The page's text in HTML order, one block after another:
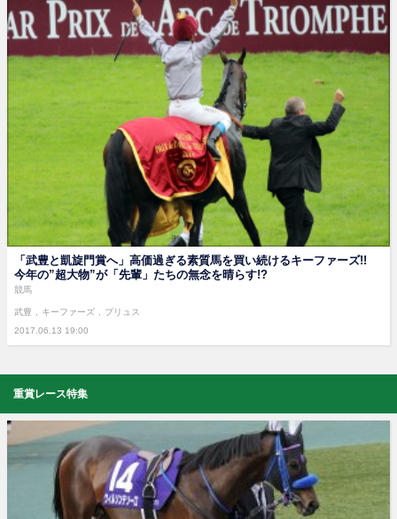
「武豊と凱旋門賞へ」高価過ぎる素質馬を買い続けるキーファーズ!!
今年の”超大物”が「先輩」たちの無念を晴らす!?
2017.06.13 19:00
競馬
武豊 キーファーズ プリュス
重賞レース特集